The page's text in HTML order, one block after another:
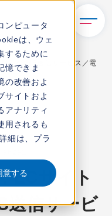
ンピュータ
は、ウェ
するために
憶できま
の改善およ
サイトおよ
アナリティ
用されるも
細は、 プラ
意する
／SMS送信サービス／電
月29日
ECサイト
送信サービ